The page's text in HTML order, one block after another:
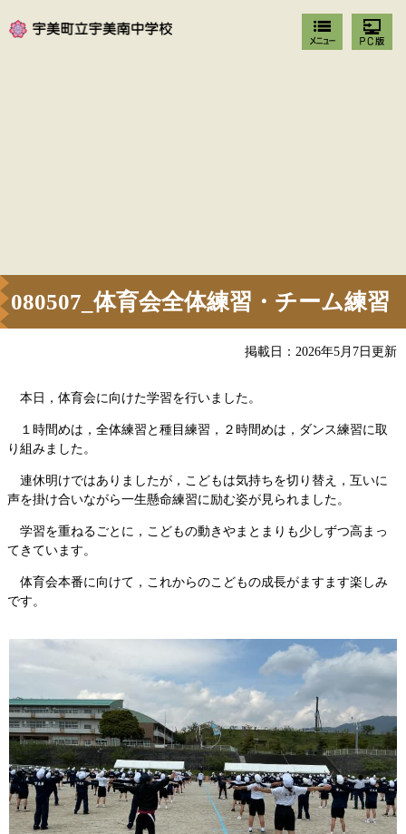
080507_体育会全体練習・チーム練習
掲載日：2026年5月7日更新
本日，体育会に向けた学習を行いました。
１時間めは，全体練習と種目練習，２時間めは，ダンス練習に取
り組みました。
連休明けではありましたが，こどもは気持ちを切り替え，互いに
声を掛け合いながら一生懸命練習に励む姿が見られました。
学習を重ねるごとに，こどもの動きやまとまりも少しずつ高まっ
てきています。
体育会本番に向けて，これからのこどもの成長がますます楽しみ
です。